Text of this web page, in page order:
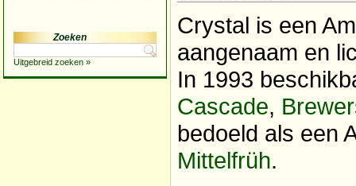
Zoeken
Uitgebreid zoeken »
Crystal is een
aangenaam en
In 1993
Cascade,
bedoeld als een
Mittelfrüh.